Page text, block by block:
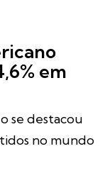
em
se destacou
no mundo